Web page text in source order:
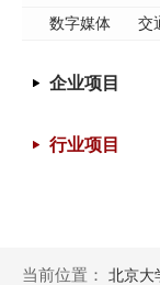
数字媒体
交
企业项目
行业项目
当前位置： 北京大